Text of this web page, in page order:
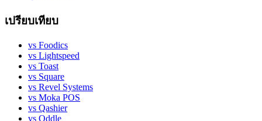
เปรียบเทียบ
vs Foodics
vs Lightspeed
vs Toast
vs Square
vs Revel Systems
vs Moka POS
vs Qashier
vs Oddle